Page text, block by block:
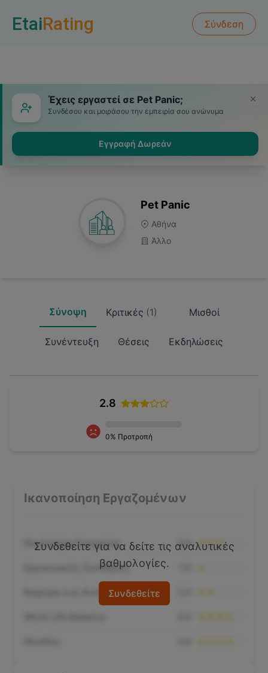
EtaiRating Σύνδεση
Έχεις εργαστεί σε Pet Panic;
Συνδέσου και μοιράσου την εμπειρία σου ανώνυμα
Εγγραφή Δωρεάν
Pet Panic
Αθήνα
Άλλο
Σύνοψη Κριτικές (1) Μισθοί
Συνέντευξη Θέσεις Εκδηλώσεις
2.8
0% Προτροπή
Ικανοποίηση Εργαζομένων
Κουλτούρα Εταιρείας 3.0
Εργασιακές Συνθήκες
Καριέρα και Ανέλιξη
Συνδεθείτε για να δείτε τις αναλυτικές
βαθμολογίες.
Συνδεθείτε